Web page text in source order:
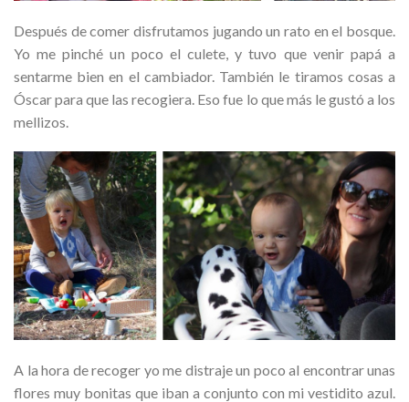
Después de comer disfrutamos jugando un rato en el bosque.
Yo me pinché un poco el culete, y tuvo que venir papá a
sentarme bien en el cambiador. También le tiramos cosas a
Óscar para que las recogiera. Eso fue lo que más le gustó a los
mellizos.
A la hora de recoger yo me distraje un poco al encontrar unas
flores muy bonitas que iban a conjunto con mi vestidito azul.